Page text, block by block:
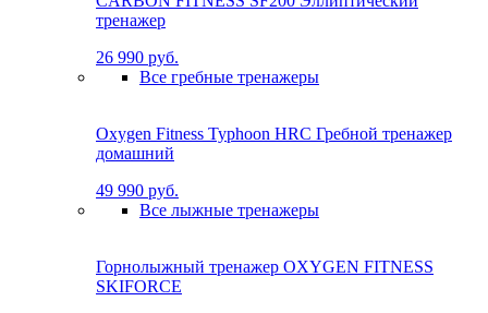
тренажер
26 990 руб.
Все гребные тренажеры
Oxygen Fitness Typhoon HRC Гребной тренажер
домашний
49 990 руб.
Все лыжные тренажеры
Горнолыжный тренажер OXYGEN FITNESS
SKIFORCE